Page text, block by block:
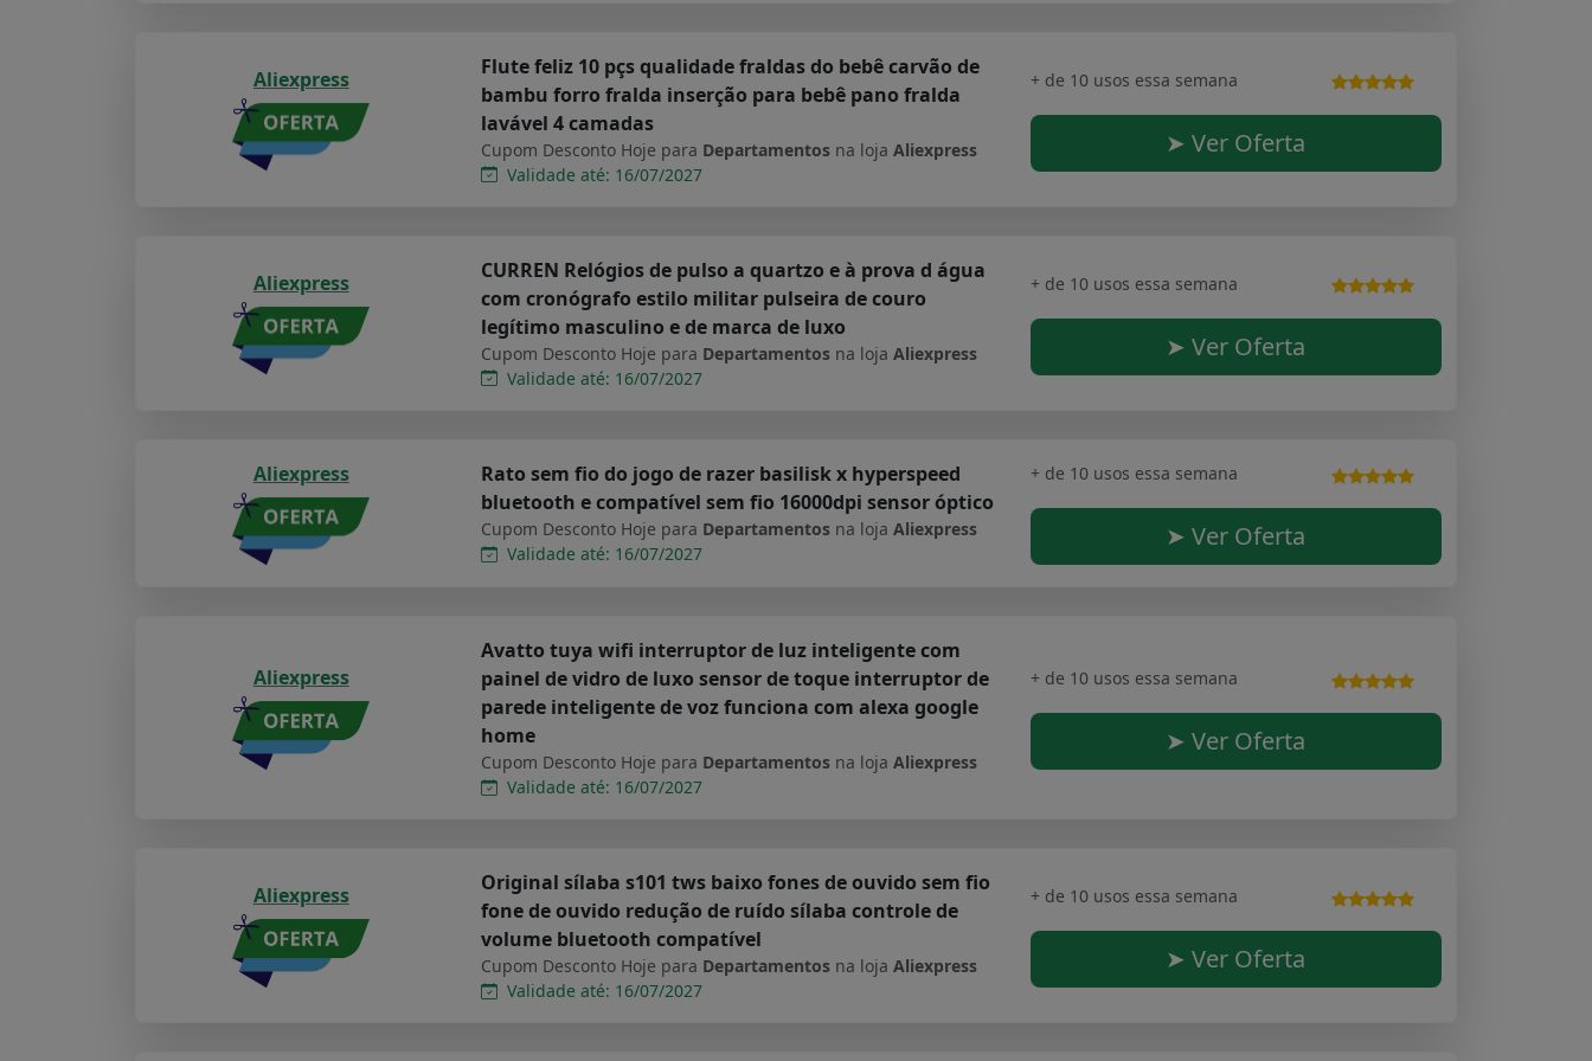
Aliexpress
Flute feliz 10 pçs qualidade fraldas do bebê carvão de
bambu forro fralda inserção para bebê pano fralda
lavável 4 camadas
Cupom Desconto Hoje para Departamentos na loja Aliexpress
Validade até: 16/07/2027
+ de 10 usos essa semana
➤ Ver Oferta
Aliexpress
CURREN Relógios de pulso a quartzo e à prova d água
com cronógrafo estilo militar pulseira de couro
legítimo masculino e de marca de luxo
Cupom Desconto Hoje para Departamentos na loja Aliexpress
Validade até: 16/07/2027
+ de 10 usos essa semana
➤ Ver Oferta
Aliexpress
Rato sem fio do jogo de razer basilisk x hyperspeed
bluetooth e compatível sem fio 16000dpi sensor óptico
Cupom Desconto Hoje para Departamentos na loja Aliexpress
Validade até: 16/07/2027
+ de 10 usos essa semana
➤ Ver Oferta
Aliexpress
Avatto tuya wifi interruptor de luz inteligente com
painel de vidro de luxo sensor de toque interruptor de
parede inteligente de voz funciona com alexa google
home
Cupom Desconto Hoje para Departamentos na loja Aliexpress
Validade até: 16/07/2027
+ de 10 usos essa semana
➤ Ver Oferta
Aliexpress
Original sílaba s101 tws baixo fones de ouvido sem fio
fone de ouvido redução de ruído sílaba controle de
volume bluetooth compatível
Cupom Desconto Hoje para Departamentos na loja Aliexpress
Validade até: 16/07/2027
+ de 10 usos essa semana
➤ Ver Oferta